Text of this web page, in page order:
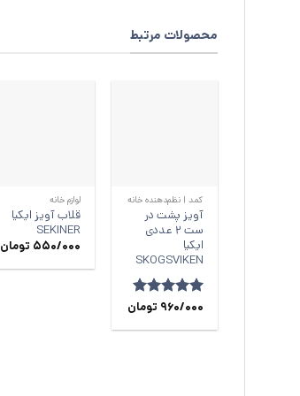
محصولات مرتبط
کمد | نظم‌دهنده خانه
آویز پشت در
ست 2 عددی
ایکیا
SKOGSVIKEN
امتیاز5 از 960/000 تومان
لوازم خانه
قلاب آویز ایکیا
SEKINER
550/000 تومان